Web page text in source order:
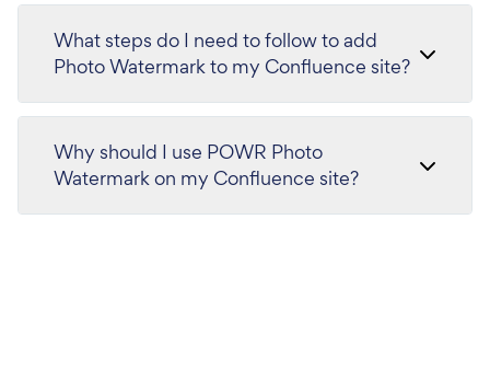
What steps do I need to follow to add
Photo Watermark to my Confluence site?
Why should I use POWR Photo
Watermark on my Confluence site?